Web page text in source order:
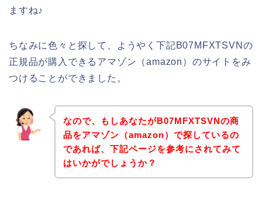
ますね♪
ちなみに色々と探して、ようやく下記B07MFXTSVNの
正規品が購入できるアマゾン（amazon）のサイトをみ
つけることができました。
なので、もしあなたがB07MFXTSVNの商
品をアマゾン（amazon）で探しているの
であれば、下記ページを参考にされてみて
はいかがでしょうか？